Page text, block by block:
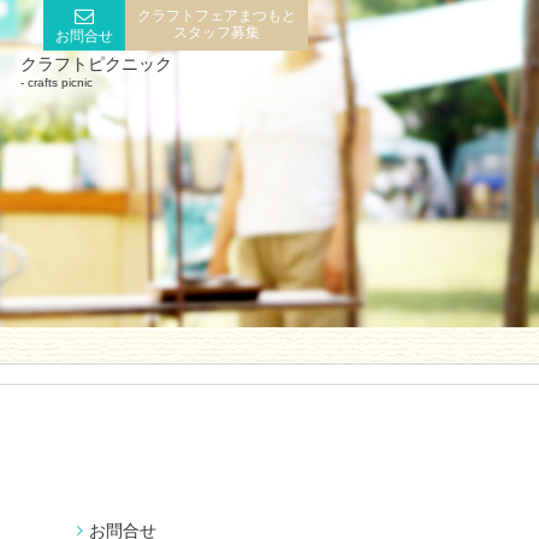
クラフトピクニック
crafts picnic
お問合せ
クラフトフェアまつもと
スタッフ募集
お問合せ